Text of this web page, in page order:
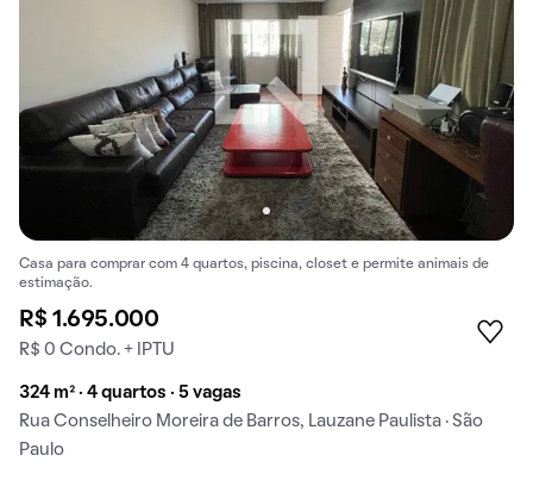
Casa para comprar com 4 quartos, piscina, closet e permite animais de
estimação.
R$ 1.695.000
R$ 0 Condo. + IPTU
324 m² · 4 quartos · 5 vagas
Rua Conselheiro Moreira de Barros, Lauzane Paulista · São
Paulo